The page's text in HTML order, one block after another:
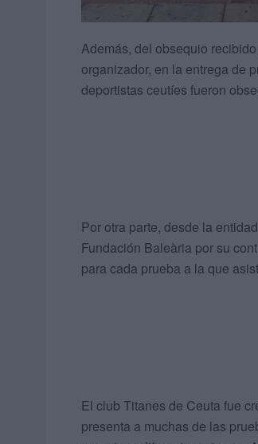
Además, del obsequio
organizador, en la entrega de
deportistas ceutíes fueron
Por otra parte, desde la
Fundación Baleària por su
para cada prueba a la que
El club Titanes de Ceuta fue
presenta a muchas de las